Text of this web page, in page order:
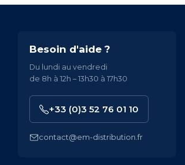
Besoin d'aide ?
Du lundi au vendredi
de 8h à 12h – 13h30 à 17h30
+33 (0)3 52 76 01 10
contact@em-distribution.fr